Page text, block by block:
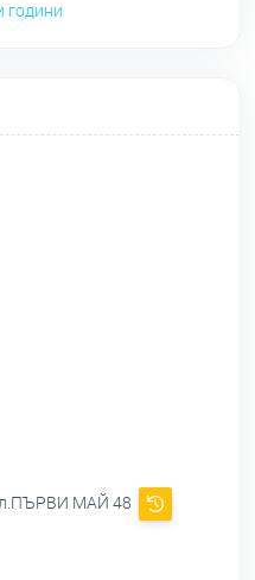
години
МАЙ 48